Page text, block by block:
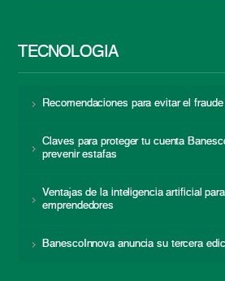
TECNOLOGÍA
Recomendaciones para evitar el
Claves para proteger tu cuenta
prevenir estafas
Ventajas de la inteligencia artificial
emprendedores
BanescoInnova anuncia su tercera